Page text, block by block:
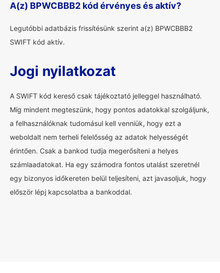
A(z) BPWCBBB2 kód érvényes és aktív?
Legutóbbi adatbázis frissítésünk szerint a(z) BPWCBBB2
SWIFT kód aktív.
Jogi nyilatkozat
A SWIFT kód kereső csak tájékoztató jelleggel használható.
Míg mindent megteszünk, hogy pontos adatokkal szolgáljunk,
a felhasználóknak tudomásul kell venniük, hogy ezt a
weboldalt nem terheli felelősség az adatok helyességét
érintően. Csak a bankod tudja megerősíteni a helyes
számlaadatokat. Ha egy számodra fontos utalást szeretnél
egy bizonyos időkereten belül teljesíteni, azt javasoljuk, hogy
először lépj kapcsolatba a bankoddal.